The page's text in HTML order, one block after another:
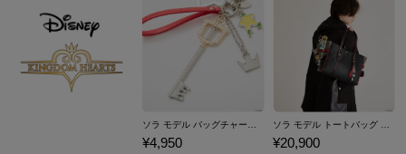
¥4,950 ¥20,900